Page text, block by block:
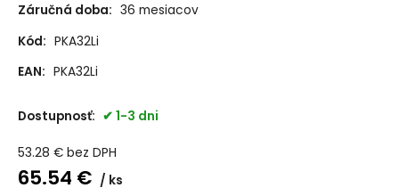
Záručná doba: 36 mesiacov
Kód: PKA32Li
EAN: PKA32Li
Dostupnosť: 1-3 dni
53.28 € bez DPH
65.54 € ks